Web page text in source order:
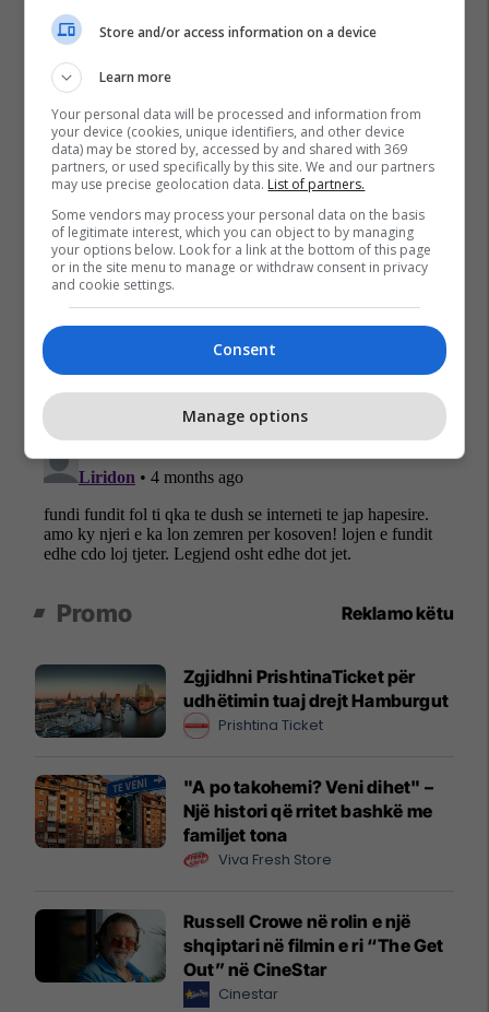
Promo Reklamo këtu
Zgjidhni PrishtinaTicket për
udhëtimin tuaj drejt Hamburgut
Prishtina Ticket
"A po takohemi? Veni dihet" –
Një histori që rritet bashkë me
familjet tona
Viva Fresh Store
Russell Crowe në rolin e një
shqiptari në filmin e ri “The Get
Out” në CineStar
Cinestar
Store and/or access information on a device
Learn more
Your personal data will be processed and information from
your device (cookies, unique identifiers, and other device
data) may be stored by, accessed by and shared with 369
partners, or used specifically by this site. We and our partners
may use precise geolocation data. List of partners.
Some vendors may process your personal data on the basis
of legitimate interest, which you can object to by managing
your options below. Look for a link at the bottom of this page
or in the site menu to manage or withdraw consent in privacy
and cookie settings.
Consent
Manage options